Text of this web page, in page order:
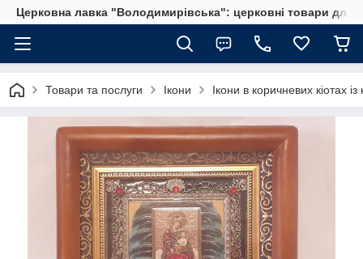
Церковна лавка "Володимирівська": церковні товари для
Товари та послуги Ікони Ікони в коричневих кіотах